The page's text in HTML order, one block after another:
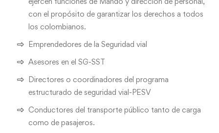
con el propósito de garantizar los derechos a todos
los colombianos.
Emprendedores de la Seguridad vial
Asesores en el SG-SST
Directores o coordinadores del programa
estructurado de seguridad vial-PESV
Conductores del transporte público tanto de carga
como de pasajeros.